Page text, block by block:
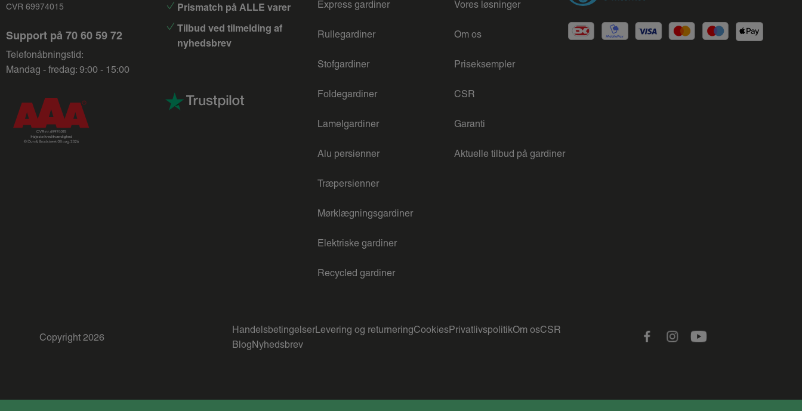
CVR 69974015
Support på 70 60 59 72
Telefonåbningstid:
Mandag - fredag: 9:00 - 15:00
Prismatch på ALLE varer
Tilbud ved tilmelding af
nyhedsbrev
Express gardiner
Rullegardiner
Stofgardiner
Foldegardiner
Lamelgardiner
Alu persienner
Træpersienner
Mørklægningsgardiner
Elektriske gardiner
Recycled gardiner
Vores løsninger
Om os
Priseksempler
CSR
Garanti
Aktuelle tilbud på gardiner
Copyright 2026
HandelsbetingelserLevering og returneringCookiesPrivatlivspolitikOm osCSR
BlogNyhedsbrev
FacebookInstagramYoutube